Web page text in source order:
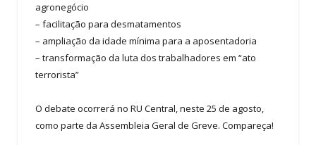
agronegócio
– facilitação para desmatamentos
– ampliação da idade mínima para a aposentadoria
– transformação da luta dos trabalhadores em “ato
terrorista”
O debate ocorrerá no RU Central, neste 25 de agosto,
como parte da Assembleia Geral de Greve. Compareça!